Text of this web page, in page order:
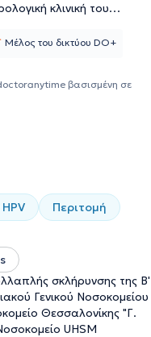
κλινική του
για ένα χρόνο
με χρήση laser.
του κέντρου
στο Γενικό
και στον ουροδυναμικό
τη Διεθνή Εταιρεία
εξειδικευμένης μελέτης
14 δημοσιεύσεις
σε διεθνή και εγχώρια
μέλος πολλών
Μέλος του δικτύου DO+
βασισμένη σε
Περιτομή
σκλήρυνσης της Β'
Γενικού Νοσοκομείου
Θεσσαλονίκης "Γ.
UHSM